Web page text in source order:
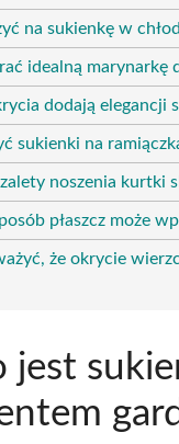
na sukienkę w
idealną marynarkę
dodają elegancji
sukienki na
zalety noszenia kurtki
płaszcz może
że okrycie
jest